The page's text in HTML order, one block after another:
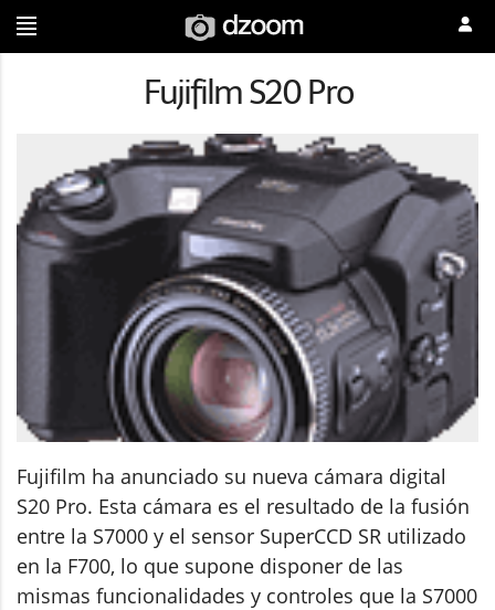
Fujifilm S20 Pro
Fujifilm ha anunciado su nueva cámara digital
S20 Pro. Esta cámara es el resultado de la fusión
entre la S7000 y el sensor SuperCCD SR utilizado
en la F700, lo que supone disponer de las
mismas funcionalidades y controles que la S7000